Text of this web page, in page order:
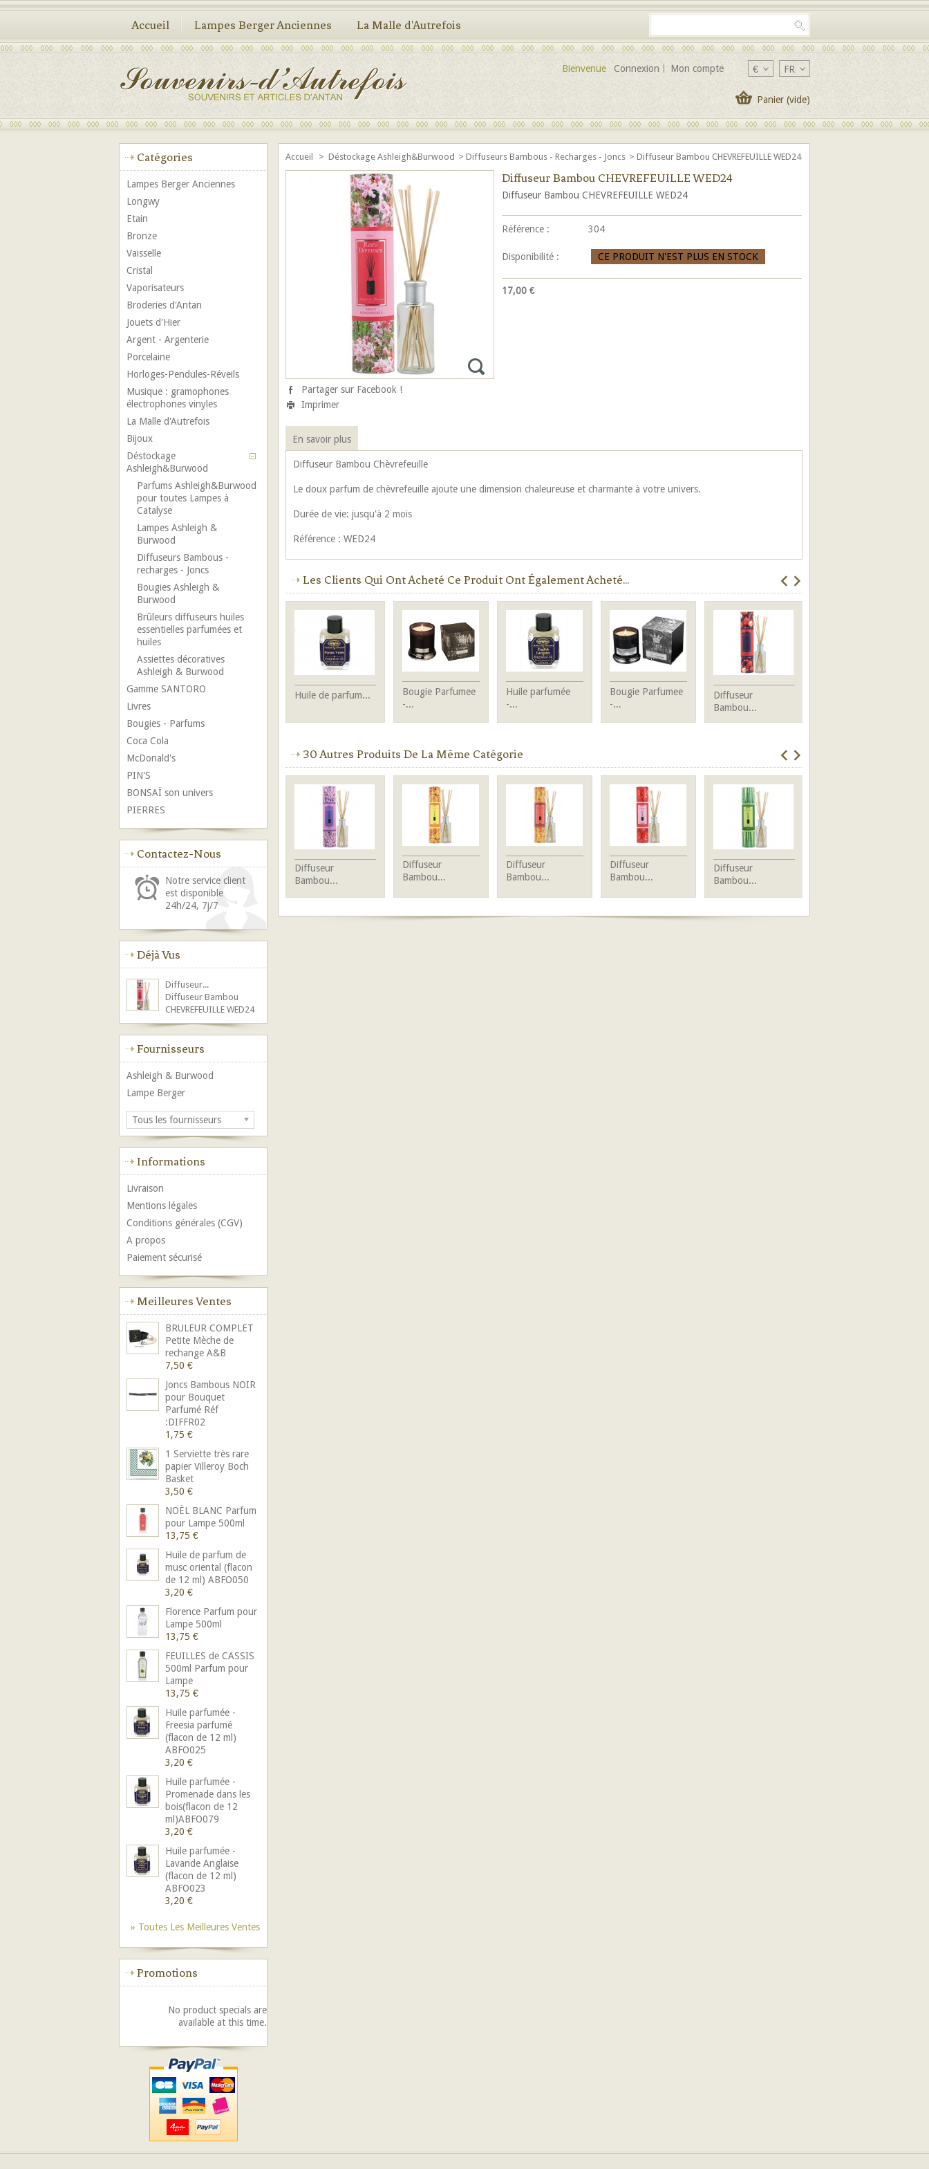
FR
€
Panier (vide)
Bienvenue Connexion Mon compte
Accueil Lampes Berger Anciennes La Malle d'Autrefois
Accueil > Déstockage Ashleigh&Burwood > Diffuseurs Bambous - Recharges - Joncs > Diffuseur Bambou CHEVREFEUILLE WED24
Partager sur Facebook !
Imprimer
Diffuseur Bambou CHEVREFEUILLE WED24
Diffuseur Bambou CHEVREFEUILLE WED24
Référence : 304
Disponibilité : CE PRODUIT N'EST PLUS EN STOCK
17,00 €
En savoir plus
Diffuseur Bambou Chèvrefeuille
Le doux parfum de chèvrefeuille ajoute une dimension chaleureuse et charmante à votre univers.
Durée de vie: jusqu'à 2 mois
Référence : WED24
Les Clients Qui Ont Acheté Ce Produit Ont Également Acheté...
Huile de parfum...
Bougie Parfumee
-...
Huile parfumée
-...
Bougie Parfumee
-...
Diffuseur
Bambou...
30 Autres Produits De La Même Catégorie
Diffuseur
Bambou...
Diffuseur
Bambou...
Diffuseur
Bambou...
Diffuseur
Bambou...
Diffuseur
Bambou...
Catégories
Lampes Berger Anciennes
Longwy
Etain
Bronze
Vaisselle
Cristal
Vaporisateurs
Broderies d'Antan
Jouets d'Hier
Argent - Argenterie
Porcelaine
Horloges-Pendules-Réveils
Musique : gramophones
électrophones vinyles
La Malle d'Autrefois
Bijoux
Déstockage
Ashleigh&Burwood
Parfums Ashleigh&Burwood
pour toutes Lampes à
Catalyse
Lampes Ashleigh &
Burwood
Diffuseurs Bambous -
recharges - Joncs
Bougies Ashleigh &
Burwood
Brûleurs diffuseurs huiles
essentielles parfumées et
huiles
Assiettes décoratives
Ashleigh & Burwood
Gamme SANTORO
Livres
Bougies - Parfums
Coca Cola
McDonald's
PIN'S
BONSAÏ son univers
PIERRES
Contactez-Nous
Notre service client
est disponible
24h/24, 7j/7
Déjà Vus
Diffuseur...
Diffuseur Bambou
CHEVREFEUILLE WED24
Fournisseurs
Ashleigh & Burwood
Lampe Berger
Tous les fournisseurs
Informations
Livraison
Mentions légales
Conditions générales (CGV)
A propos
Paiement sécurisé
Meilleures Ventes
BRULEUR COMPLET
Petite Mèche de
rechange A&B
7,50 €
Joncs Bambous NOIR
pour Bouquet
Parfumé Réf
:DIFFR02
1,75 €
1 Serviette très rare
papier Villeroy Boch
Basket
3,50 €
NOËL BLANC Parfum
pour Lampe 500ml
13,75 €
Huile de parfum de
musc oriental (flacon
de 12 ml) ABFO050
3,20 €
Florence Parfum pour
Lampe 500ml
13,75 €
FEUILLES de CASSIS
500ml Parfum pour
Lampe
13,75 €
Huile parfumée -
Freesia parfumé
(flacon de 12 ml)
ABFO025
3,20 €
Huile parfumée -
Promenade dans les
bois(flacon de 12
ml)ABFO079
3,20 €
Huile parfumée -
Lavande Anglaise
(flacon de 12 ml)
ABFO023
3,20 €
» Toutes Les Meilleures Ventes
Promotions
No product specials are
available at this time.